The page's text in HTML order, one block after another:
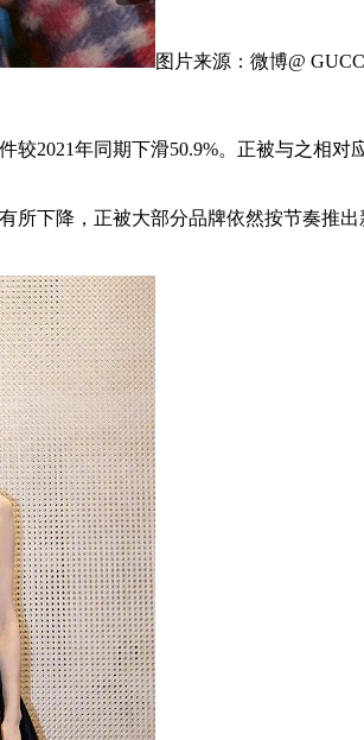
图片来源：微博@
年同期下滑50.9%。正被与之相对
下降，正被大部分品牌依然按节奏推